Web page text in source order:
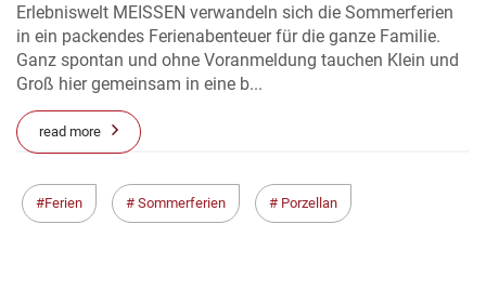
Erlebniswelt MEISSEN verwandeln sich die Sommerferien
in ein packendes Ferienabenteuer für die ganze Familie.
Ganz spontan und ohne Voranmeldung tauchen Klein und
Groß hier gemeinsam in eine b...
read more
Ferien Sommerferien Porzellan